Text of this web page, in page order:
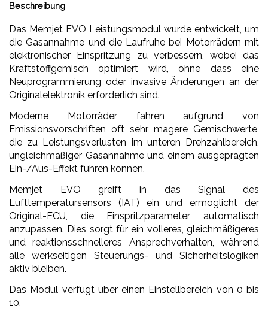
Beschreibung
Das Memjet EVO Leistungsmodul wurde entwickelt, um
die Gasannahme und die Laufruhe bei Motorrädern mit
elektronischer Einspritzung zu verbessern, wobei das
Kraftstoffgemisch optimiert wird, ohne dass eine
Neuprogrammierung oder invasive Änderungen an der
Originalelektronik erforderlich sind.
Moderne Motorräder fahren aufgrund von
Emissionsvorschriften oft sehr magere Gemischwerte,
die zu Leistungsverlusten im unteren Drehzahlbereich,
ungleichmäßiger Gasannahme und einem ausgeprägten
Ein-/Aus-Effekt führen können.
Memjet EVO greift in das Signal des
Lufttemperatursensors (IAT) ein und ermöglicht der
Original-ECU, die Einspritzparameter automatisch
anzupassen. Dies sorgt für ein volleres, gleichmäßigeres
und reaktionsschnelleres Ansprechverhalten, während
alle werkseitigen Steuerungs- und Sicherheitslogiken
aktiv bleiben.
Das Modul verfügt über einen Einstellbereich von 0 bis
10.